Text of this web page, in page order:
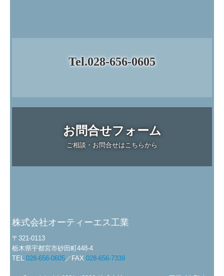
Tel.028-656-0605
お問合せフォーム
ご相談・お問合せはこちらから
株式会社オーティーエス工業
〒321-0113
栃木県宇都宮市砂田町448-4
TEL028-656-0605 ／FAX028-656-7339